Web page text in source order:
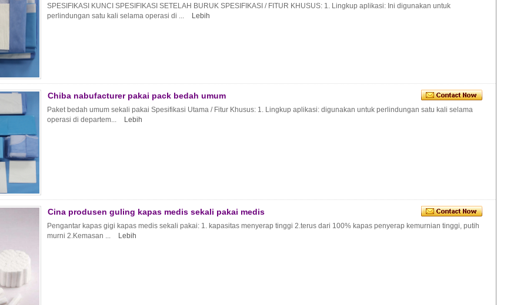
SPESIFIKASI KUNCI SPESIFIKASI SETELAH BURUK SPESIFIKASI / FITUR KHUSUS: 1. Lingkup aplikasi: Ini digunakan untuk
perlindungan satu kali selama operasi di ...
Lebih
Chiba nabufacturer pakai pack bedah umum
Paket bedah umum sekali pakai Spesifikasi Utama / Fitur Khusus: 1. Lingkup aplikasi: digunakan untuk perlindungan satu kali selama
operasi di departem...
Lebih
Cina produsen guling kapas medis sekali pakai medis
Pengantar kapas gigi kapas medis sekali pakai: 1. kapasitas menyerap tinggi 2.terus dari 100% kapas penyerap kemurnian tinggi, putih
murni 2.Kemasan ...
Lebih